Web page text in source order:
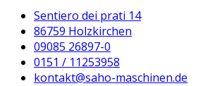
Sentiero dei prati 14
86759 Holzkirchen
09085 26897-0
0151 / 11253958
kontakt@saho-maschinen.de